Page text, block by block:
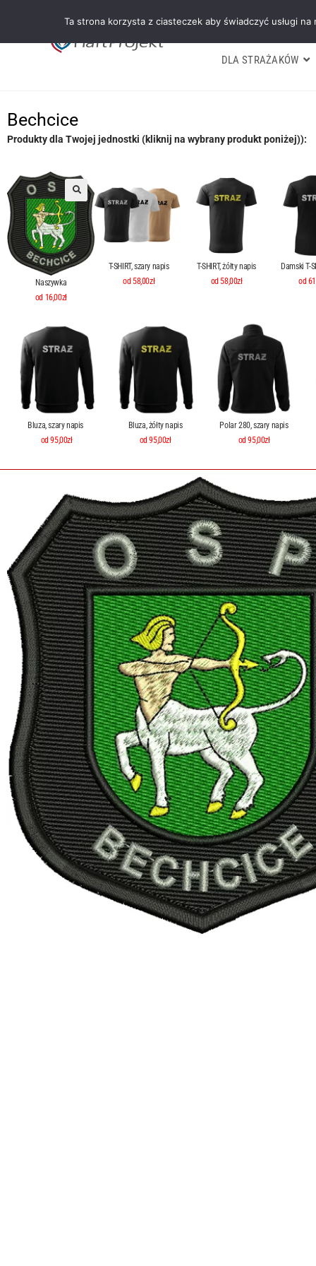
DLA STRAŻAKÓW
Bechcice
Produkty dla Twojej jednostki (kliknij na wybrany produkt poniżej)):
Naszywka
od 16,00zł
T-SHIRT, szary napis
od 58,00zł
T-SHIRT, żółty napis
od 58,00zł
Damski T-
od
Bluza, szary napis
od 95,00zł
Bluza, żółty napis
od 95,00zł
Polar 280, szary napis
od 95,00zł
Ta strona korzysta z ciasteczek aby świadczyć usługi